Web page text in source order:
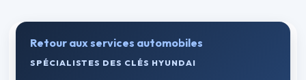
Retour aux services automobiles
SPÉCIALISTES DES CLÉS HYUNDAI